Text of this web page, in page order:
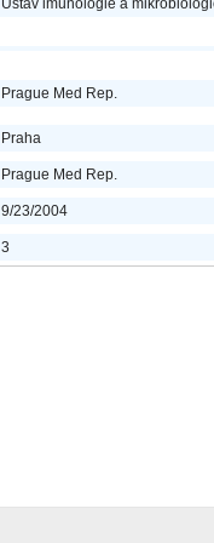
Ústav imunologie a
Prague Med Rep.
Praha
Prague Med Rep.
9/23/2004
3